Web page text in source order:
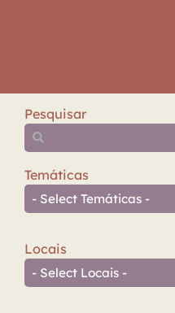
Pesquisar
Temáticas
Locais